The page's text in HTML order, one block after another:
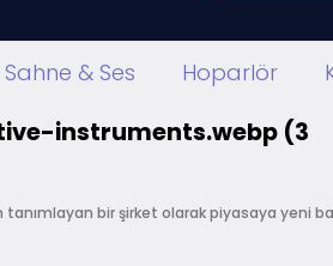
Sahne & Ses Hoparlör
tanımlayan bir şirket olarak piyasaya yeni
yeni